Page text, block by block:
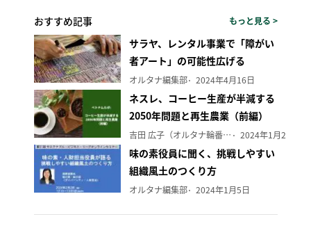
おすすめ記事 もっと見る >
サラヤ、レンタル事業で「障がい
者アート」の可能性広げる
オルタナ編集部 2024年4月16日
ネスレ、コーヒー生産が半減する
2050年問題と再生農業（前編）
吉田 広子（オルタナ輪番編集長）2024年1月29日
味の素役員に聞く、挑戦しやすい
組織風土のつくり方
オルタナ編集部 2024年1月5日